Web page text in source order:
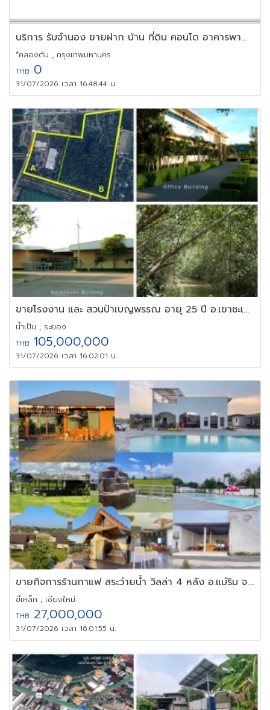
บริการ รับจำนอง ขายฝาก บ้าน ที่ดิน คอนโด อาคารพาณิชย์ อสังหาริมทร
*คลองตัน , กรุงเทพมหานคร
THB 0
31/07/2026 เวลา 16:48:44 น.
ขายโรงงาน และ สวนป่าเบญพรรณ อายุ 25 ปี อ.เขาชะเมา จ.ระยอง
น้ำเป็น , ระยอง
THB 105,000,000
31/07/2026 เวลา 16:02:01 น.
ขายกิจการร้านกาแฟ สระว่ายน้ำ วิลล่า 4 หลัง อ.แม่ริม จ.เชียงใหม่
ขี้เหล็ก , เชียงใหม่
THB 27,000,000
31/07/2026 เวลา 16:01:55 น.